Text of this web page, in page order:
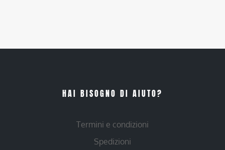
HAI BISOGNO DI AIUTO?
Termini e condizioni
Spedizioni